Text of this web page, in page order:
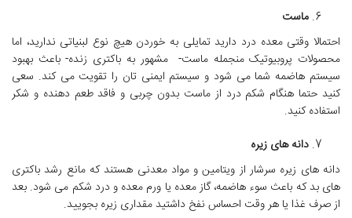
ماست
احتمالا وقتی معده درد دارید تمایلی به خوردن هیچ نوع لبنیاتی ندارید، اما
محصولات پروبیوتیک منجمله ماست- مشهور به باکتری زنده- باعث بهبود
سیستم هاضمه شما می شود و سیستم ایمنی تان را تقویت می کند. سعی
کنید حتما هنگام شکم درد از ماست بدون چربی و فاقد طعم دهنده و شکر
استفاده کنید.
دانه های زیره
دانه های زیره سرشار از ویتامین و مواد معدنی هستند که مانع رشد باکتری
های بد که باعث سوء هاضمه، گاز معده یا ورم معده و درد شکم می شود. بعد
از صرف غذا یا هر وقت احساس نفخ داشتید مقداری زیره بجویید.